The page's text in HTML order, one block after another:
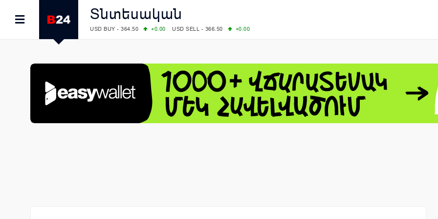
Տնտեսական
USD BUY - 364.50 +0.00 USD SELL - 366.50
+0.00
COMEX: PLATINUM - 1759.60
LME: ALUMINIUM - 3184.00
-0.27 COPPER - 13791.00
-0.12
LME: NICKEL - 17249.00
+0.09 TIN - 55268.00
+2.50
LME: LEAD - 1877.50
-1.00 ZINC - 3643.00
+1.43
FOREX: USD/JPY - 157.76
-0.39 EUR/GBP - 1.1558
+0.32
FOREX: EUR/USD - 1.1558
+0.32 GBP/USD - 1.3488
+0.30